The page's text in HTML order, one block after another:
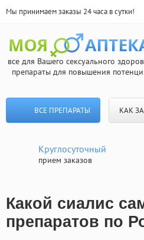
Мы принимаем заказы 24 часа в сутки!
все для Вашего сексуального
препараты для повышения
ВСЕ ПРЕПАРАТЫ КАК
Круглосуточный
прием заказов
Какой сиалис
препаратов по